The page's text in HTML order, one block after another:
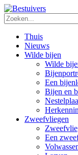
Thuis
Nieuws
Wilde bijen
Wilde
Een
Bijen en
Zweefvliegen
Een